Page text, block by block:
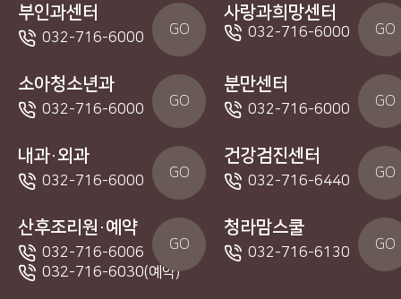
부인과센터
032-716-6000 GO
사랑과희망센터
032-716-6000 GO
소아청소년과
032-716-6000 GO
분만센터
032-716-6000 GO
내과·외과
032-716-6000 GO
건강검진센터
032-716-6440 GO
산후조리원·예약
032-716-6006
032-716-6030(예약)
GO
청라맘스쿨
032-716-6130 GO